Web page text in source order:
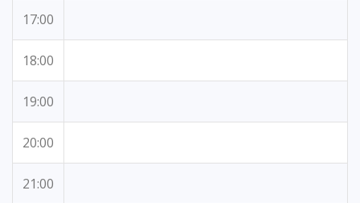
17:00
18:00
19:00
20:00
21:00